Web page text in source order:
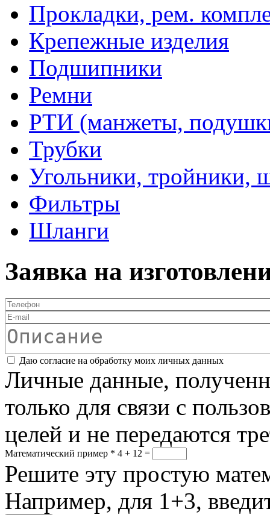
Прокладки, рем.
Крепежные изделия
Подшипники
Ремни
РТИ (манжеты,
Трубки
Угольники, тройники,
Фильтры
Шланги
Заявка на
Телефон
E-mail
Описание
Соглашение*
Даю согласие на обработку моих личных данных
Личные данные,
только для связи с
целей и не передаются
Математический пример * 4 + 12 =
Решите эту простую
Например, для 1+3,